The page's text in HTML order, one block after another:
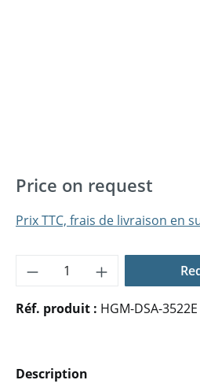
Price on request
Prix TTC, frais de livraison en
Quantité de produit
Réf. produit : HGM-DSA-3522E
Description